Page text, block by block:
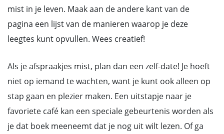
mist in je leven. Maak aan de andere kant van de
pagina een lijst van de manieren waarop je deze
leegtes kunt opvullen. Wees creatief!
Als je afspraakjes mist, plan dan een zelf-date! Je hoeft
niet op iemand te wachten, want je kunt ook alleen op
stap gaan en plezier maken. Een uitstapje naar je
favoriete café kan een speciale gebeurtenis worden als
je dat boek meeneemt dat je nog uit wilt lezen. Of ga